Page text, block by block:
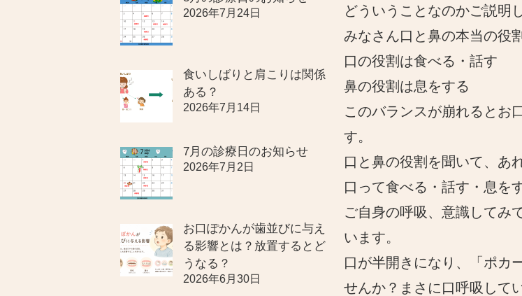
2026年7月24日
食いしばりと肩こりは関係
ある？
2026年7月14日
7月の診療日のお知らせ
2026年7月2日
お口ぽかんが歯並びに与え
る影響とは？放置するとど
うなる？
2026年6月30日
どういうことなのかご説明
みなさん口と鼻の本当の役
口の役割は食べる・話す
鼻の役割は息をする
このバランスが崩れるとお
す。
口と鼻の役割を聞いて、あ
口って食べる・話す・息を
ご自身の呼吸、意識してみ
います。
口が半開きになり、「ポカ
せんか？まさに口呼吸して